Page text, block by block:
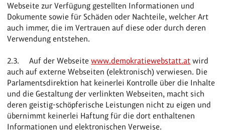
Webseite zur Verfügung gestellten Informationen und
Dokumente sowie für Schäden oder Nachteile, welcher Art
auch immer, die im Vertrauen auf diese oder durch deren
Verwendung entstehen.
2.3. Auf der Webseitewww.demokratiewebstatt.at wird
auch auf externe Webseiten (elektronisch) verwiesen. Die
Parlamentsdirektion hat keinerlei Kontrolle über die Inhalte
und die Gestaltung der verlinkten Webseiten, macht sich
deren geistig-schöpferische Leistungen nicht zu eigen und
übernimmt keinerlei Haftung für die dort enthaltenen
Informationen und elektronischen Verweise.